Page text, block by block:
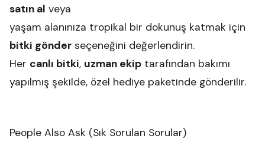
satın al veya
yaşam alanınıza tropikal bir dokunuş katmak için
bitki gönder seçeneğini değerlendirin.
Her canlı bitki, uzman ekip tarafından bakımı
yapılmış şekilde, özel hediye paketinde gönderilir.
People Also Ask (Sık Sorulan Sorular)